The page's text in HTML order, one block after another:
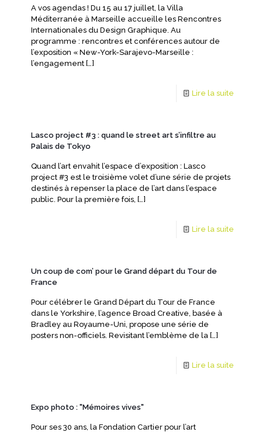
A vos agendas ! Du 15 au 17 juillet, la Villa
Méditerranée à Marseille accueille les Rencontres
Internationales du Design Graphique. Au
programme : rencontres et conférences autour de
l’exposition « New-York-Sarajevo-Marseille :
l’engagement […]
Lire la suite
Lasco project #3 : quand le street art s’infiltre au
Palais de Tokyo
Quand l’art envahit l’espace d’exposition : Lasco
project #3 est le troisième volet d’une série de projets
destinés à repenser la place de l’art dans l’espace
public. Pour la première fois, […]
Lire la suite
Un coup de com’ pour le Grand départ du Tour de
France
Pour célébrer le Grand Départ du Tour de France
dans le Yorkshire, l’agence Broad Creative, basée à
Bradley au Royaume-Uni, propose une série de
posters non-officiels. Revisitant l’emblème de la […]
Lire la suite
Expo photo : "Mémoires vives"
Pour ses 30 ans, la Fondation Cartier pour l’art